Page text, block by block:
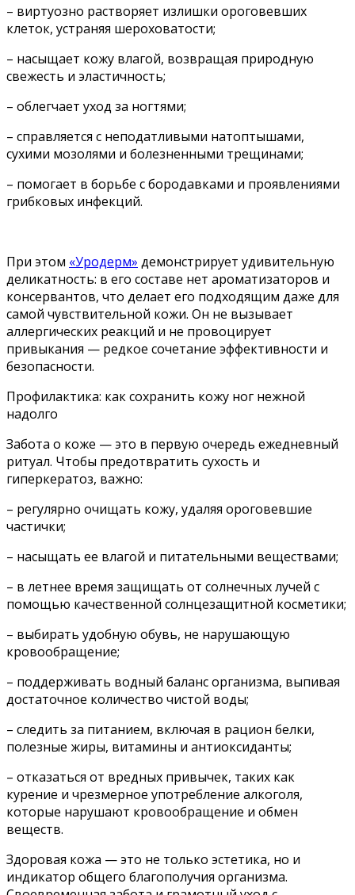
– виртуозно растворяет излишки ороговевших
клеток, устраняя шероховатости;
– насыщает кожу влагой, возвращая природную
свежесть и эластичность;
– облегчает уход за ногтями;
– справляется с неподатливыми натоптышами,
сухими мозолями и болезненными трещинами;
– помогает в борьбе с бородавками и проявлениями
грибковых инфекций.
При этом «Уродерм» демонстрирует удивительную
деликатность: в его составе нет ароматизаторов и
консервантов, что делает его подходящим даже для
самой чувствительной кожи. Он не вызывает
аллергических реакций и не провоцирует
привыкания — редкое сочетание эффективности и
безопасности.
Профилактика: как сохранить кожу ног нежной
надолго
Забота о коже — это в первую очередь ежедневный
ритуал. Чтобы предотвратить сухость и
гиперкератоз, важно:
– регулярно очищать кожу, удаляя ороговевшие
частички;
– насыщать ее влагой и питательными веществами;
– в летнее время защищать от солнечных лучей с
помощью качественной солнцезащитной косметики;
– выбирать удобную обувь, не нарушающую
кровообращение;
– поддерживать водный баланс организма, выпивая
достаточное количество чистой воды;
– следить за питанием, включая в рацион белки,
полезные жиры, витамины и антиоксиданты;
– отказаться от вредных привычек, таких как
курение и чрезмерное употребление алкоголя,
которые нарушают кровообращение и обмен
веществ.
Здоровая кожа — это не только эстетика, но и
индикатор общего благополучия организма.